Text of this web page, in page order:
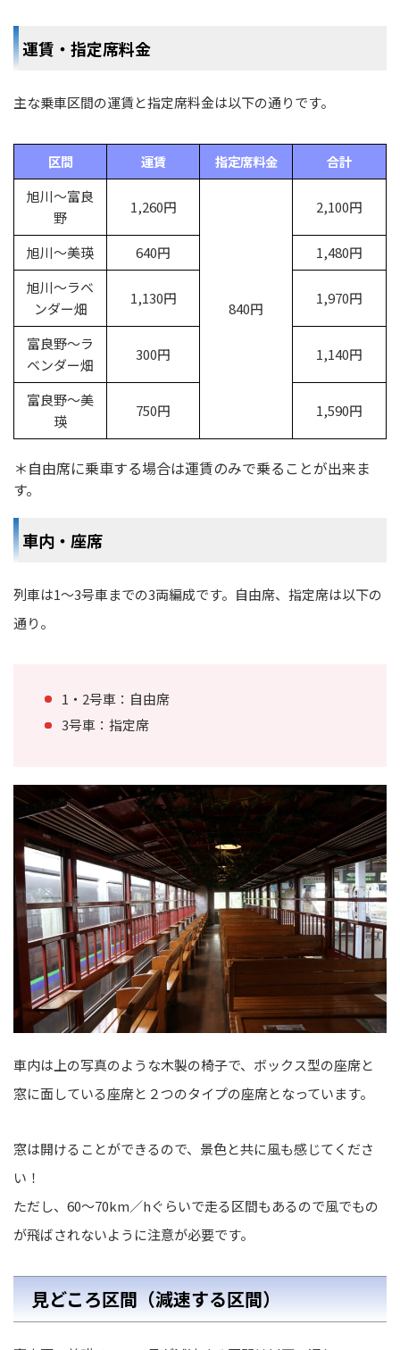
運賃・指定席料金
主な乗車区間の運賃と指定席料金は以下の通りです。
区間 運賃 指定席料金
合計
旭川〜富良
野
1,260円
840円
2,100円
旭川〜美瑛 640円
1,480円
旭川〜ラベ
ンダー畑
1,130円 1,970円
富良野〜ラ
ベンダー畑
300円 1,140円
富良野〜美
瑛
750円 1,590円
＊自由席に乗車する場合は運賃のみで乗ることが出来ま
す。
車内・座席
列車は1～3号車までの3両編成です。自由席、指定席は以下の
通り。
1・2号車：自由席
3号車：指定席
車内は上の写真のような木製の椅子で、ボックス型の座席と
窓に面している座席と２つのタイプの座席となっています。
窓は開けることができるので、景色と共に風も感じてくださ
い！
ただし、60〜70km／hぐらいで走る区間もあるので風でもの
が飛ばされないように注意が必要です。
見どころ区間（減速する区間）